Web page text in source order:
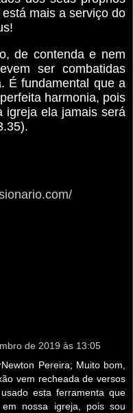
mais a serviço do
de contenda e nem
ser combatidas
É fundamental que a
harmonia, pois
igreja ela jamais será
de 2019 às 13:05
Pereira; Muito bom,
vem recheada de versos
esta ferramenta que
nossa igreja, pois sou